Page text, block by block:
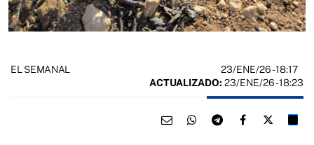
EL SEMANAL 23/ENE/26- 18:17
ACTUALIZADO: 23/ENE/26 - 18:23